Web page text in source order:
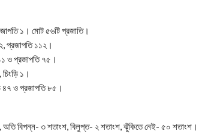
১। মোট ৫৬টি প্রজাতি।
প্রজাপতি ১১২।
ও প্রজাপতি ৭৫।
১।
৪৭ ও প্রজাপতি ৮৫।
অতি বিপন্ন- ৩ শতাংশ, বিলুপ্ত- ২ শতাংশ, ঝুঁকিতে নেই- ৫০ শতাংশ।